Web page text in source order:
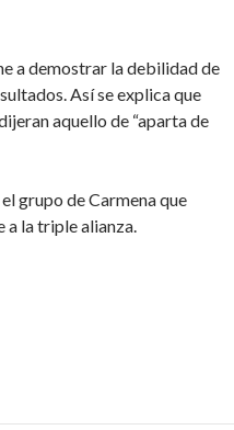
a demostrar la debilidad de
Así se explica que
aquello de “aparta de
grupo de Carmena que
a la triple alianza.